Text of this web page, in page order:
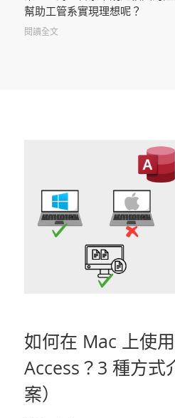
幫助工管系實現理想呢？
閱讀全文
如何在 Mac 上使
Access？3 種方式
案）